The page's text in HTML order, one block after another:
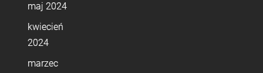
maj 2024
kwiecień
2024
marzec